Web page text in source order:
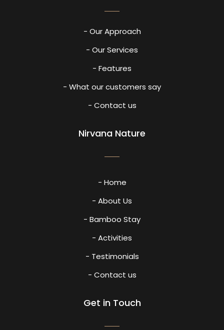
- Our Approach
- Our Services
- Features
- What our customers say
- Contact us
Nirvana Nature
- Home
- About Us
- Bamboo Stay
- Activities
- Testimonials
- Contact us
Get in Touch